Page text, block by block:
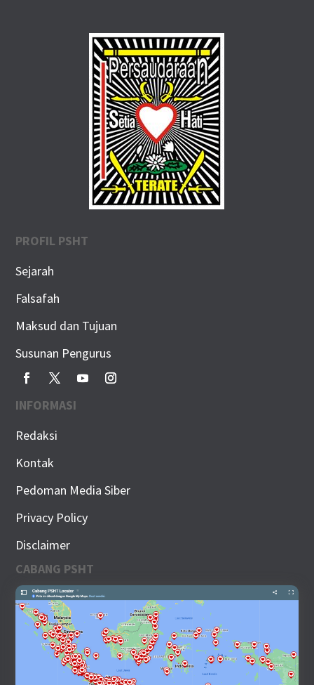
PROFIL PSHT
Sejarah
Falsafah
Maksud dan Tujuan
Susunan Pengurus
INFORMASI
Redaksi
Kontak
Pedoman Media Siber
Privacy Policy
Disclaimer
CABANG PSHT